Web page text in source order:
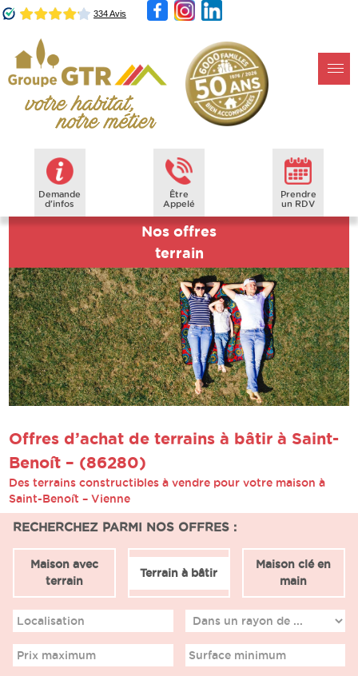
Demande
d'infos
Être
Appelé
Prendre
un RDV
Nos offres
terrain
Offres d’achat de terrains à bâtir à Saint-
Benoît – (86280)
Des terrains constructibles à vendre pour votre maison à
Saint-Benoît – Vienne
RECHERCHEZ PARMI NOS OFFRES :
Maison avec
terrain
Terrain à bâtir
Maison clé en
main
Localisation
Prix maximum Surface minimum